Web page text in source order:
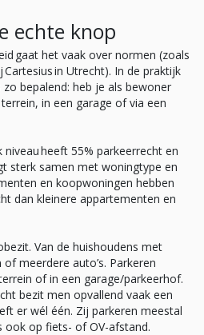
echte knop
gaat het vaak over normen (zoals
in Utrecht). In de praktijk
bepalend: heb je als bewoner
in een garage of via een
heeft 55% parkeerrecht en
sterk samen met woningtype en
en koopwoningen hebben
dan kleinere appartementen en
Van de huishoudens met
meerdere auto’s. Parkeren
of in een garage/parkeerhof.
bezit men opvallend vaak een
er wél één. Zij parkeren meestal
op fiets- of OV-afstand.